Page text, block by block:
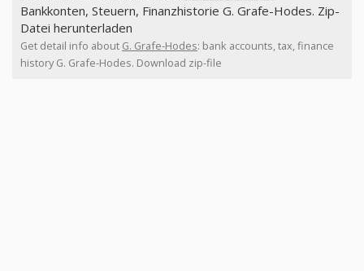
Bankkonten, Steuern, Finanzhistorie G. Grafe-Hodes. Zip-
Datei herunterladen
Get detail info about G. Grafe-Hodes: bank accounts, tax, finance
history G. Grafe-Hodes. Download zip-file